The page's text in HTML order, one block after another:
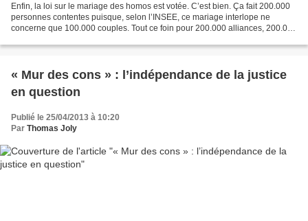
Enfin, la loi sur le mariage des homos est votée. C’est bien. Ça fait 200.000
personnes contentes puisque, selon l’INSEE, ce mariage interlope ne
concerne que 100.000 couples. Tout ce foin pour 200.000 alliances, 200.000
« Mur des cons » : l’indépendance de la justice
en question
Publié le 25/04/2013 à 10:20
Par Thomas Joly